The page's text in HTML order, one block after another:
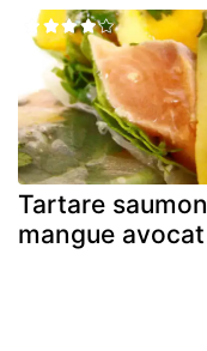
Tartare saumon
mangue avocat